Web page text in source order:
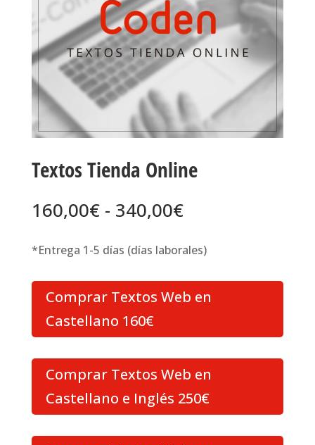
Textos Tienda Online
160,00€ - 340,00€Rango
precios:
160,00€
hasta
*Entrega 1-5 días (días laborales)
Comprar Textos Web en
Castellano 160€
Comprar Textos Web en
Castellano e Inglés 250€